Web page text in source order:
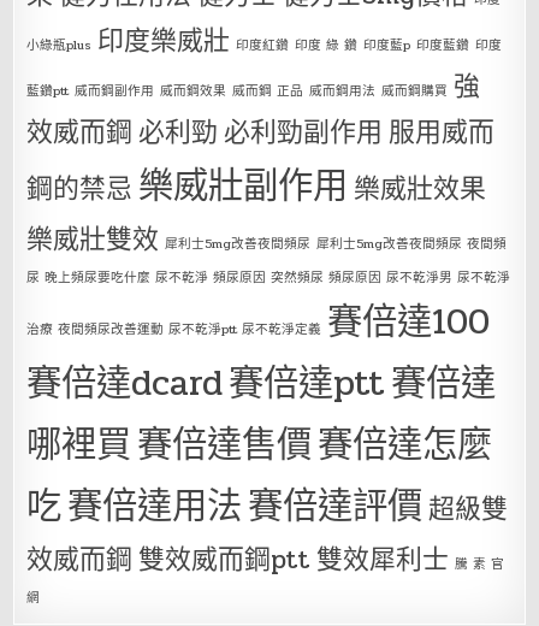
小綠瓶plus 印度樂威壯 印度紅鑽 印度 綠 鑽 印度藍p 印度藍鑽 印度
藍鑽ptt 威而鋼副作用 威而鋼效果 威而鋼 正品 威而鋼用法 威而鋼購買 強
效威而鋼 必利勁 必利勁副作用 服用威而
鋼的禁忌 樂威壯副作用 樂威壯效果
樂威壯雙效 犀利士5mg改善夜間頻尿 犀利士5mg改善夜間頻尿 夜間頻
尿 晚上頻尿要吃什麼 尿不乾淨 頻尿原因 突然頻尿 頻尿原因 尿不乾淨男 尿不乾淨
治療 夜間頻尿改善運動 尿不乾淨ptt 尿不乾淨定義 賽倍達100
賽倍達dcard賽倍達ptt賽倍達
哪裡買賽倍達售價賽倍達怎麼
吃賽倍達用法賽倍達評價超級雙
效威而鋼 雙效威而鋼ptt 雙效犀利士 騰 素 官
網